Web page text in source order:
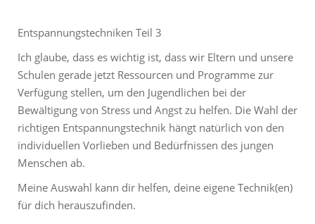
Entspannungstechniken Teil 3
Ich glaube, dass es wichtig ist, dass wir Eltern und unsere
Schulen gerade jetzt Ressourcen und Programme zur
Verfügung stellen, um den Jugendlichen bei der
Bewältigung von Stress und Angst zu helfen. Die Wahl der
richtigen Entspannungstechnik hängt natürlich von den
individuellen Vorlieben und Bedürfnissen des jungen
Menschen ab.
Meine Auswahl kann dir helfen, deine eigene Technik(en)
für dich herauszufinden.